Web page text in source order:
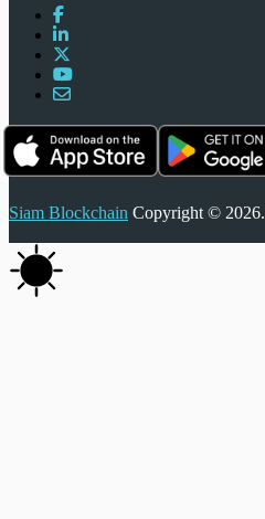
Siam Blockchain Copyright © 2026.